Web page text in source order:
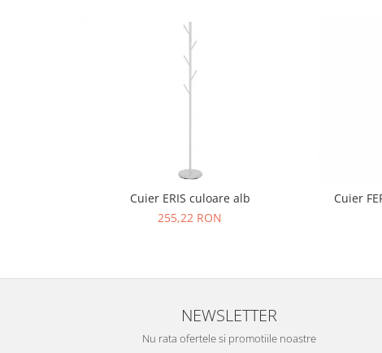
Cuier ERIS culoare alb
255,22 RON
Cuier
NEWSLETTER
Nu rata ofertele si promotiile noastre